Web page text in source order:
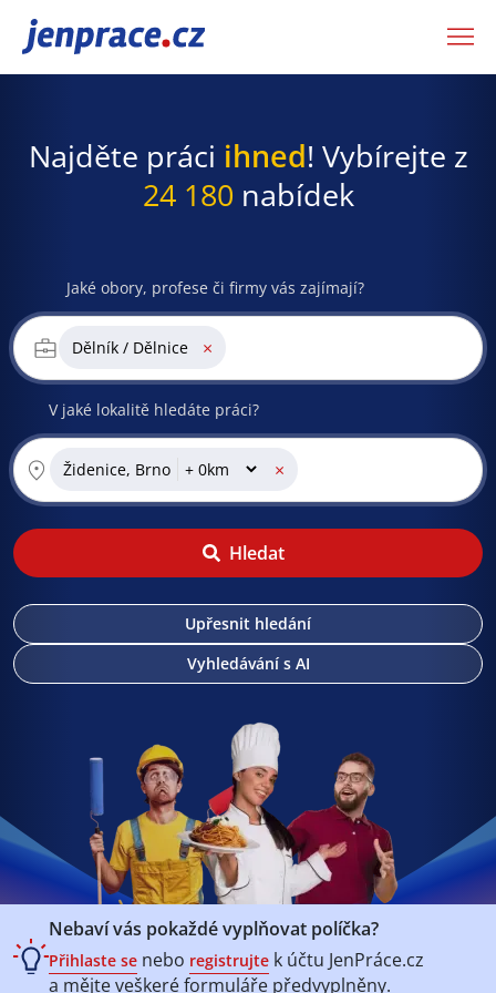
JenPráce.cz
Najděte práci ihned! Vybírejte z
24 180 nabídek
Jaké obory, profese či firmy vás zajímají?
Dělník / Dělnice ×
V jaké lokalitě hledáte práci?
Židenice, Brno ×
Hledat
Upřesnit hledání
Vyhledávání s AI
Nebaví vás pokaždé vyplňovat políčka?
Přihlaste se nebo registrujte k účtu JenPráce.cz
a mějte veškeréformuláře předvyplněny.